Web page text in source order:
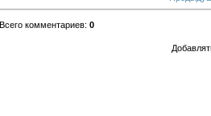
Всего комментариев: 0